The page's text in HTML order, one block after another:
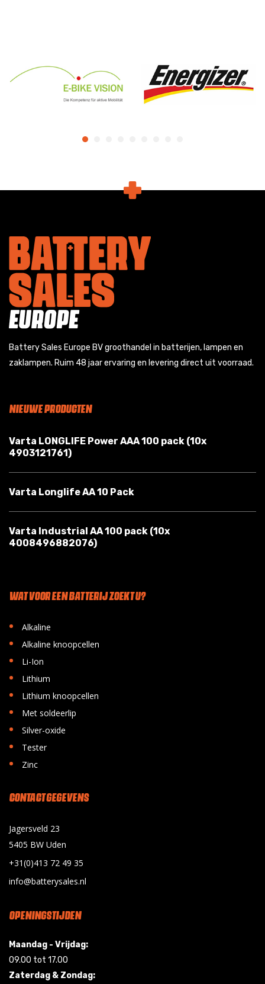
Battery Sales Europe BV groothandel in batterijen, lampen en
zaklampen. Ruim 48 jaar ervaring en levering direct uit voorraad.
NIEUWE PRODUCTEN
Varta LONGLIFE Power AAA 100 pack (10x
4903121761)
Varta Longlife AA 10 Pack
Varta Industrial AA 100 pack (10x
4008496882076)
WAT VOOR EEN BATTERIJ ZOEKT U?
• Alkaline
• Alkaline knoopcellen
• Li-Ion
• Lithium
• Lithium knoopcellen
• Met soldeerlip
• Silver-oxide
• Tester
• Zinc
CONTACT GEGEVENS
Jagersveld 23
5405 BW Uden
+31(0)413 72 49 35
info@batterysales.nl
OPENINGSTIJDEN
Maandag - Vrijdag:
09.00 tot 17.00
Zaterdag & Zondag: